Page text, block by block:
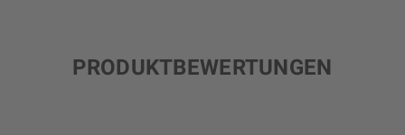
PRODUKTBEWERTUNGEN